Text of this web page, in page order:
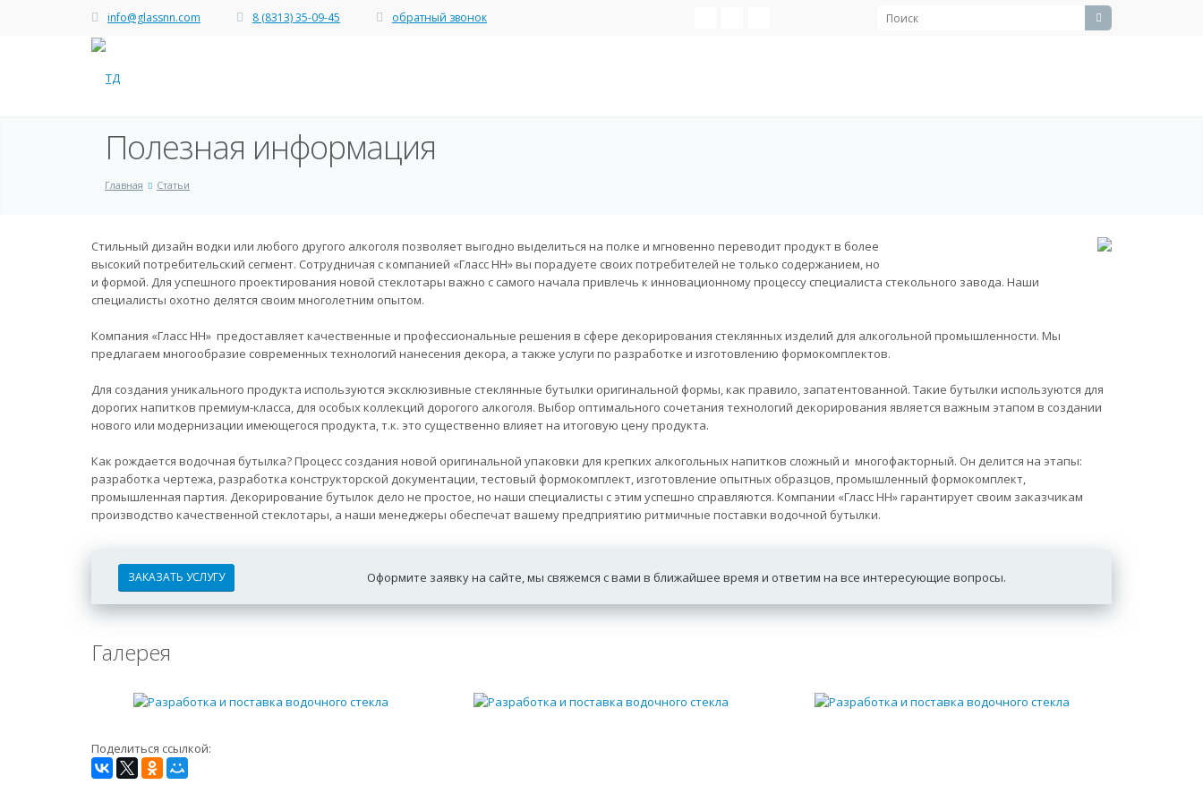
info@glassnn.com 8 (8313) 35-09-45 обратный звонок
Полезная информация
Главная Статьи
Стильный дизайн водки или любого другого алкоголя позволяет выгодно выделиться на полке и мгновенно переводит продукт в более
высокий потребительский сегмент. Сотрудничая с компанией «Гласс НН» вы порадуете своих потребителей не только содержанием, но
и формой. Для успешного проектирования новой стеклотары важно с самого начала привлечь к инновационному процессу специалиста стекольного завода. Наши
специалисты охотно делятся своим многолетним опытом.
Компания «Гласс НН» предоставляет качественные и профессиональные решения в сфере декорирования стеклянных изделий для алкогольной промышленности. Мы
предлагаем многообразие современных технологий нанесения декора, а также услуги по разработке и изготовлению формокомплектов.
Для создания уникального продукта используются эксклюзивные стеклянные бутылки оригинальной формы, как правило, запатентованной. Такие бутылки используются для
дорогих напитков премиум-класса, для особых коллекций дорогого алкоголя. Выбор оптимального сочетания технологий декорирования является важным этапом в создании
нового или модернизации имеющегося продукта, т.к. это существенно влияет на итоговую цену продукта.
Как рождается водочная бутылка? Процесс создания новой оригинальной упаковки для крепких алкогольных напитков сложный и многофакторный. Он делится на этапы:
разработка чертежа, разработка конструкторской документации, тестовый формокомплект, изготовление опытных образцов, промышленный формокомплект,
промышленная партия. Декорирование бутылок дело не простое, но наши специалисты с этим успешно справляются. Компании «Гласс НН» гарантирует своим заказчикам
производство качественной стеклотары, а наши менеджеры обеспечат вашему предприятию ритмичные поставки водочной бутылки.
ЗАКАЗАТЬ УСЛУГУ Оформите заявку на сайте, мы свяжемся с вами в ближайшее время и ответим на все интересующие вопросы.
Галерея
Поделиться ссылкой: